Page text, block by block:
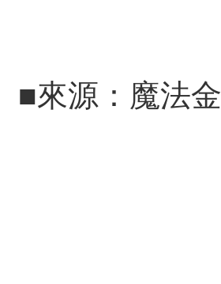
■來源：魔法金